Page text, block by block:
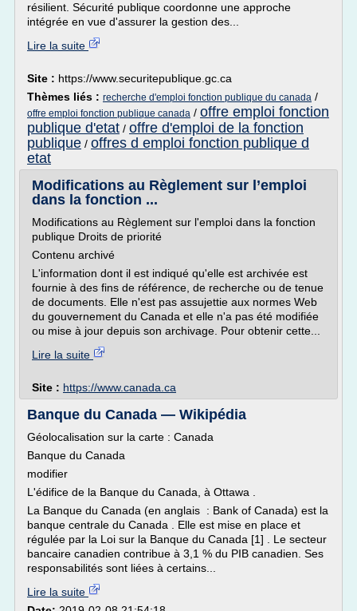
résilient. Sécurité publique coordonne une approche
intégrée en vue d'assurer la gestion des...
Lire la suite
Site : https://www.securitepublique.gc.ca
Thèmes liés : recherche d'emploi fonction publique du canada /
offre emploi fonction publique canada / offre emploi fonction
publique d'etat / offre d'emploi de la fonction
publique / offres d emploi fonction publique d
etat
Modifications au Règlement sur l’emploi
dans la fonction ...
Modifications au Règlement sur l'emploi dans la fonction
publique Droits de priorité
Contenu archivé
L'information dont il est indiqué qu'elle est archivée est
fournie à des fins de référence, de recherche ou de tenue
de documents. Elle n'est pas assujettie aux normes Web
du gouvernement du Canada et elle n'a pas été modifiée
ou mise à jour depuis son archivage. Pour obtenir cette...
Lire la suite
Site : https://www.canada.ca
Banque du Canada — Wikipédia
Géolocalisation sur la carte : Canada
Banque du Canada
modifier
L'édifice de la Banque du Canada, à Ottawa .
La Banque du Canada (en anglais : Bank of Canada) est la
banque centrale du Canada . Elle est mise en place et
régulée par la Loi sur la Banque du Canada [1] . Le secteur
bancaire canadien contribue à 3,1 % du PIB canadien. Ses
responsabilités sont liées à certains...
Lire la suite